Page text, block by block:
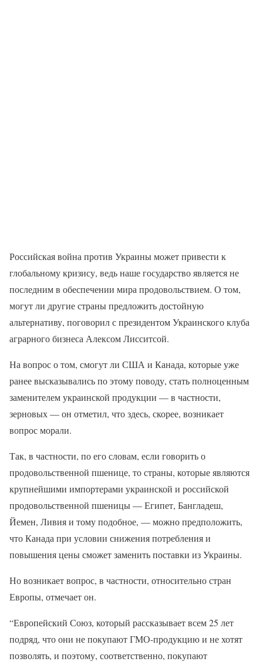
Российская война против Украины может привести к
глобальному кризису, ведь наше государство является не
последним в обеспечении мира продовольствием. О том,
могут ли другие страны предложить достойную
альтернативу, поговорил с президентом Украинского клуба
аграрного бизнеса Алексом Лисситсой.
На вопрос о том, смогут ли США и Канада, которые уже
ранее высказывались по этому поводу, стать полноценным
заменителем украинской продукции — в частности,
зерновых — он отметил, что здесь, скорее, возникает
вопрос морали.
Так, в частности, по его словам, если говорить о
продовольственной пшенице, то страны, которые являются
крупнейшими импортерами украинской и российской
продовольственной пшеницы — Египет, Бангладеш,
Йемен, Ливия и тому подобное, — можно предположить,
что Канада при условии снижения потребления и
повышения цены сможет заменить поставки из Украины.
Но возникает вопрос, в частности, относительно стран
Европы, отмечает он.
“Европейский Союз, который рассказывает всем 25 лет
подряд, что они не покупают ГМО-продукцию и не хотят
позволять, и поэтому, соответственно, покупают